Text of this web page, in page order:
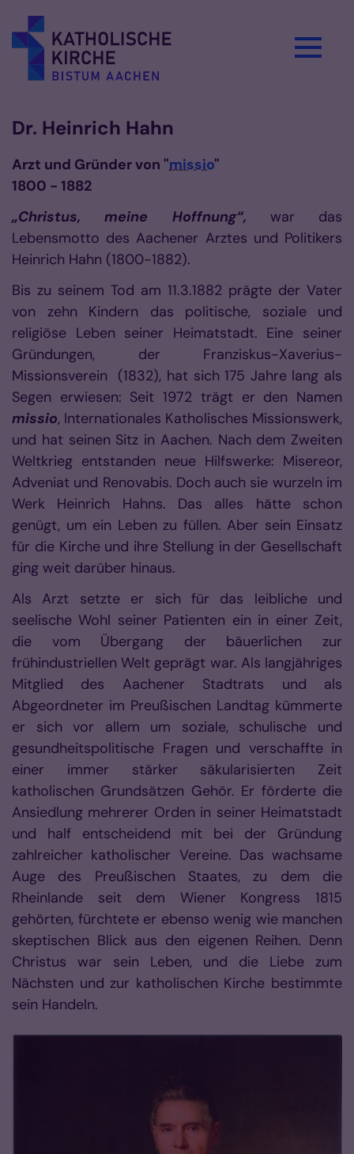
Dr. Heinrich Hahn
Arzt und Gründer von "missio"
1800 - 1882
„Christus, meine Hoffnung“, war das
Lebensmotto des Aachener Arztes und Politikers
Heinrich Hahn (1800-1882).
Bis zu seinem Tod am 11.3.1882 prägte der Vater
von zehn Kindern das politische, soziale und
religiöse Leben seiner Heimatstadt. Eine seiner
Gründungen, der Franziskus-Xaverius-
Missionsverein (1832), hat sich 175 Jahre lang als
Segen erwiesen: Seit 1972 trägt er den Namen
missio, Internationales Katholisches Missionswerk,
und hat seinen Sitz in Aachen. Nach dem Zweiten
Weltkrieg entstanden neue Hilfswerke: Misereor,
Adveniat und Renovabis. Doch auch sie wurzeln im
Werk Heinrich Hahns. Das alles hätte schon
genügt, um ein Leben zu füllen. Aber sein Einsatz
für die Kirche und ihre Stellung in der Gesellschaft
ging weit darüber hinaus.
Als Arzt setzte er sich für das leibliche und
seelische Wohl seiner Patienten ein in einer Zeit,
die vom Übergang der bäuerlichen zur
frühindustriellen Welt geprägt war. Als langjähriges
Mitglied des Aachener Stadtrats und als
Abgeordneter im Preußischen Landtag kümmerte
er sich vor allem um soziale, schulische und
gesundheitspolitische Fragen und verschaffte in
einer immer stärker säkularisierten Zeit
katholischen Grundsätzen Gehör. Er förderte die
Ansiedlung mehrerer Orden in seiner Heimatstadt
und half entscheidend mit bei der Gründung
zahlreicher katholischer Vereine. Das wachsame
Auge des Preußischen Staates, zu dem die
Rheinlande seit dem Wiener Kongress 1815
gehörten, fürchtete er ebenso wenig wie manchen
skeptischen Blick aus den eigenen Reihen. Denn
Christus war sein Leben, und die Liebe zum
Nächsten und zur katholischen Kirche bestimmte
sein Handeln.